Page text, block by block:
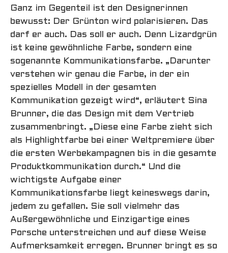
Ganz im Gegenteil ist den Designerinnen
bewusst: Der Grünton wird polarisieren. Das
darf er auch. Das soll er auch. Denn Lizardgrün
ist keine gewöhnliche Farbe, sondern eine
sogenannte Kommunikationsfarbe. „Darunter
verstehen wir genau die Farbe, in der ein
spezielles Modell in der gesamten
Kommunikation gezeigt wird“, erläutert Sina
Brunner, die das Design mit dem Vertrieb
zusammenbringt. „Diese eine Farbe zieht sich
als Highlightfarbe bei einer Weltpremiere über
die ersten Werbekampagnen bis in die gesamte
Produktkommunikation durch.“ Und die
wichtigste Aufgabe einer
Kommunikationsfarbe liegt keineswegs darin,
jedem zu gefallen. Sie soll vielmehr das
Außergewöhnliche und Einzigartige eines
Porsche unterstreichen und auf diese Weise
Aufmerksamkeit erregen. Brunner bringt es so